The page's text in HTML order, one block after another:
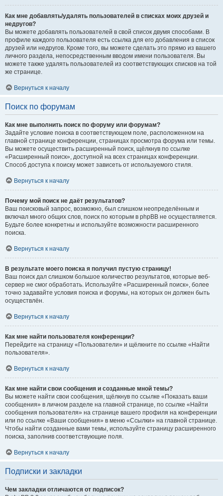
Как мне добавлять/удалять пользователей в списках моих друзей и
недругов?
Вы можете добавлять пользователей в свой список двумя способами. В
профиле каждого пользователя есть ссылка для его добавления в список
друзей или недругов. Кроме того, вы можете сделать это прямо из вашего
личного раздела, непосредственным вводом имени пользователя. Вы
можете также удалять пользователей из соответствующих списков на той
же странице.
Вернуться к началу
Поиск по форумам
Как мне выполнить поиск по форуму или форумам?
Задайте условие поиска в соответствующем поле, расположенном на
главной странице конференции, страницах просмотра форума или темы.
Вы можете осуществить расширенный поиск, щёлкнув по ссылке
«Расширенный поиск», доступной на всех страницах конференции.
Способ доступа к поиску может зависеть от используемого стиля.
Вернуться к началу
Почему мой поиск не даёт результатов?
Ваш поисковый запрос, возможно, был слишком неопределённым и
включал много общих слов, поиск по которым в phpBB не осуществляется.
Будьте более конкретны и используйте возможности расширенного
поиска.
Вернуться к началу
В результате моего поиска я получил пустую страницу!
Ваш поиск дал слишком большое количество результатов, которые веб-
сервер не смог обработать. Используйте «Расширенный поиск», более
точно задавайте условия поиска и форумы, на которых он должен быть
осуществлён.
Вернуться к началу
Как мне найти пользователя конференции?
Перейдите на страницу «Пользователи» и щёлкните по ссылке «Найти
пользователя».
Вернуться к началу
Как мне найти свои сообщения и созданные мной темы?
Вы можете найти свои сообщения, щёлкнув по ссылке «Показать ваши
сообщения» в личном разделе на главной странице, по ссылке «Найти
сообщения пользователя» на странице вашего профиля на конференции
или по ссылке «Ваши сообщения» в меню «Ссылки» на главной странице.
Чтобы найти созданные вами темы, используйте страницу расширенного
поиска, заполнив соответствующие поля.
Вернуться к началу
Подписки и закладки
Чем закладки отличаются от подписок?